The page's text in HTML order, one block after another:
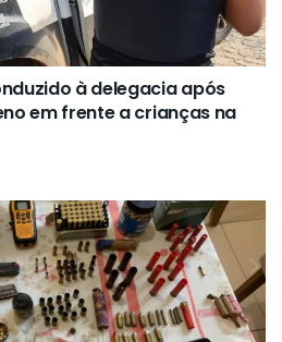
à delegacia após
em frente a crianças na